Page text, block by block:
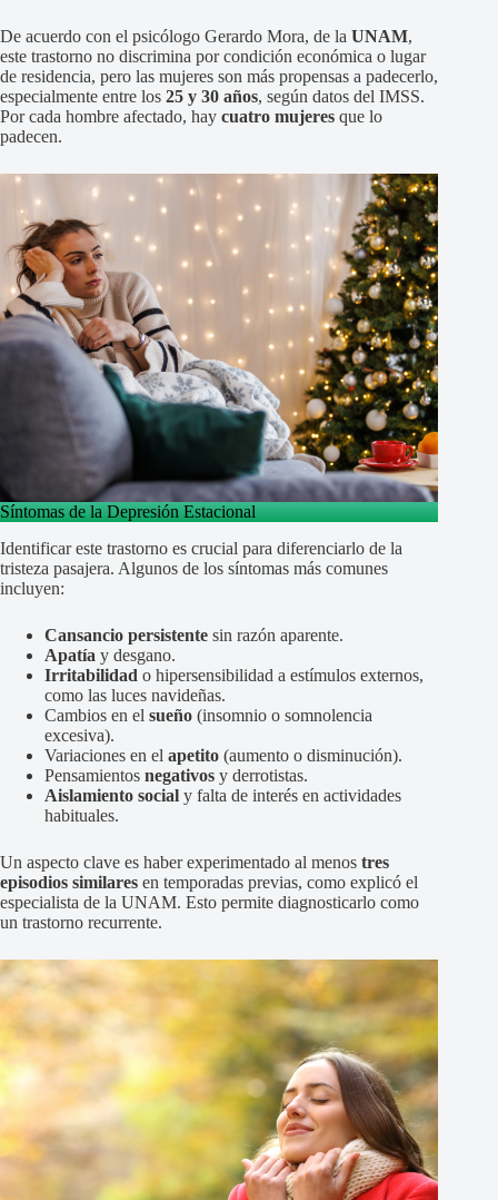
De acuerdo con el psicólogo Gerardo Mora, de la UNAM,
este trastorno no discrimina por condición económica o lugar
de residencia, pero las mujeres son más propensas a padecerlo,
especialmente entre los 25 y 30 años, según datos del IMSS.
Por cada hombre afectado, hay cuatro mujeres que lo
padecen.
Síntomas de la Depresión Estacional
Identificar este trastorno es crucial para diferenciarlo de la
tristeza pasajera. Algunos de los síntomas más comunes
incluyen:
Cansancio persistente sin razón aparente.
Apatía y desgano.
Irritabilidad o hipersensibilidad a estímulos externos,
como las luces navideñas.
Cambios en el sueño (insomnio o somnolencia
excesiva).
Variaciones en el apetito (aumento o disminución).
Pensamientos negativos y derrotistas.
Aislamiento social y falta de interés en actividades
habituales.
Un aspecto clave es haber experimentado al menos tres
episodios similares en temporadas previas, como explicó el
especialista de la UNAM. Esto permite diagnosticarlo como
un trastorno recurrente.